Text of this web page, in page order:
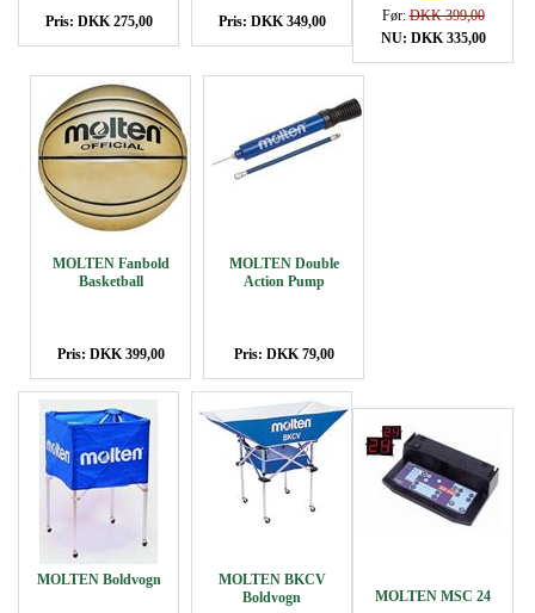
Pris: DKK 275,00 Pris: DKK 349,00 Før:DKK 399,00
NU: DKK 335,00
MOLTEN Fanbold
Basketball
Pris: DKK 399,00
MOLTEN Double
Action Pump
Pris: DKK 79,00
MOLTEN Boldvogn
MOLTEN BKCV
Boldvogn
MOLTEN MSC 24